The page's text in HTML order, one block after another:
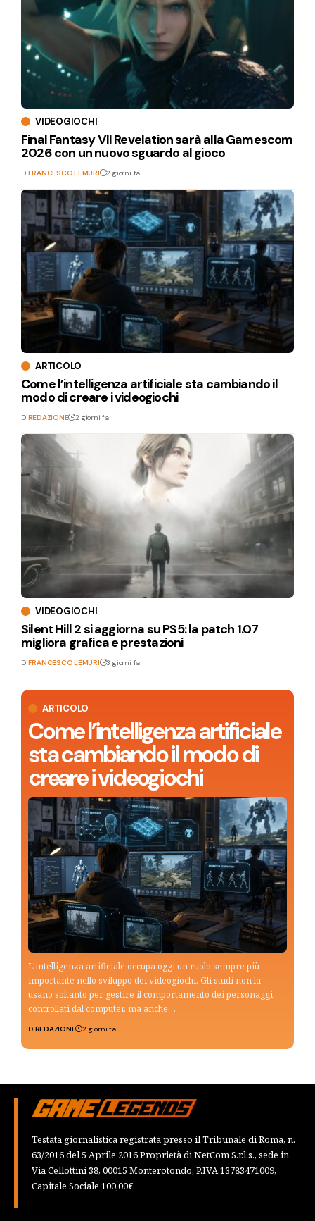
ARTICOLO
Come l’intelligenza artificiale
sta cambiando il modo di
creare i videogiochi
L'intelligenza artificiale occupa oggi un ruolo sempre più
importante nello sviluppo dei videogiochi. Gli studi non la
usano soltanto per gestire il comportamento dei personaggi
controllati dal computer, ma anche…
DiREDAZIONE 2 giorni fa
VIDEOGIOCHI
Final Fantasy VII Revelation sarà alla Gamescom
2026 con un nuovo sguardo al gioco
DiFRANCESCO LEMURI 2 giorni fa
ARTICOLO
Come l’intelligenza artificiale sta cambiando il
modo di creare i videogiochi
DiREDAZIONE 2 giorni fa
VIDEOGIOCHI
Silent Hill 2 si aggiorna su PS5: la patch 1.07
migliora grafica e prestazioni
DiFRANCESCO LEMURI 3 giorni fa
Testata giornalistica registrata presso il Tribunale di Roma, n.
63/2016 del 5 Aprile 2016 Proprietà di NetCom S.r.l.s., sede in
Via Cellottini 38, 00015 Monterotondo, P.IVA 13783471009,
Capitale Sociale 100,00€